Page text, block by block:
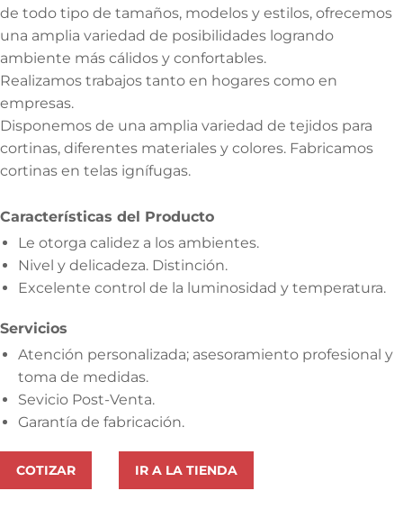
de todo tipo de tamaños, modelos y estilos, ofrecemos
una amplia variedad de posibilidades logrando
ambiente más cálidos y confortables.
Realizamos trabajos tanto en hogares como en
empresas.
Disponemos de una amplia variedad de tejidos para
cortinas, diferentes materiales y colores. Fabricamos
cortinas en telas ignífugas.
Características del Producto
Le otorga calidez a los ambientes.
Nivel y delicadeza. Distinción.
Excelente control de la luminosidad y temperatura.
Servicios
Atención personalizada; asesoramiento profesional y
toma de medidas.
Sevicio Post-Venta.
Garantía de fabricación.
COTIZAR IR A LA TIENDA